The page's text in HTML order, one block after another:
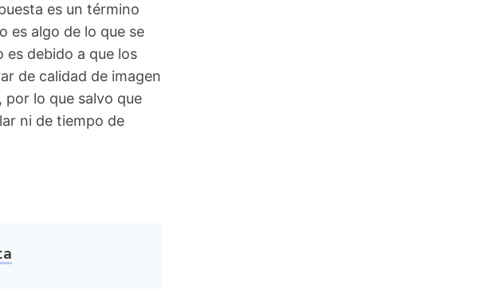
es un término
es algo de lo que se
es debido a que los
de calidad de imagen
por lo que salvo que
ni de tiempo de